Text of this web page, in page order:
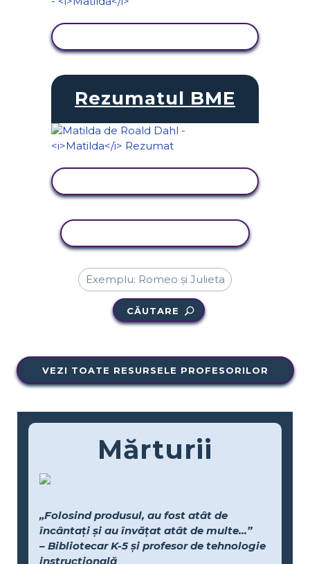
Rezumatul BME
CĂUTARE
VEZI TOATE RESURSELE PROFESORILOR
Mărturii
„Folosind produsul, au fost atât de
încântați și au învățat atât de multe...”
– Bibliotecar K-5 și profesor de tehnologie
instrucțională